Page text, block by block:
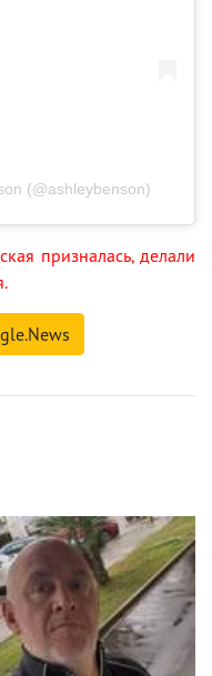
(@ashleybenson)
призналась, делали